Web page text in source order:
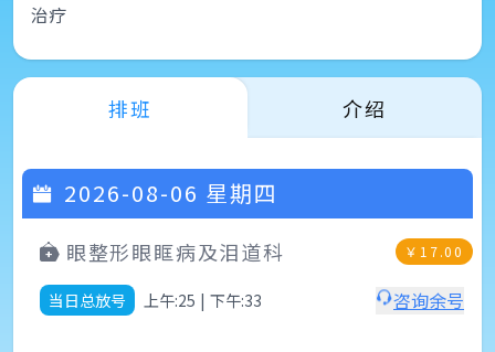
治疗
排班 介绍
2026-08-06 星期四
眼整形眼眶病及泪道科 ￥ 17.00
当日总放号 上午:25 | 下午:33 咨询余号